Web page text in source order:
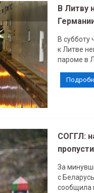
В Литву
В
к Литве
пароме в
СОГГЛ:
За
с
сообщила